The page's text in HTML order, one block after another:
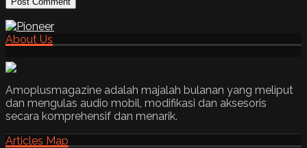
About Us
Amoplusmagazine adalah majalah bulanan yang meliput
dan mengulas audio mobil, modifikasi dan aksesoris
secara komprehensif dan menarik.
Articles Map